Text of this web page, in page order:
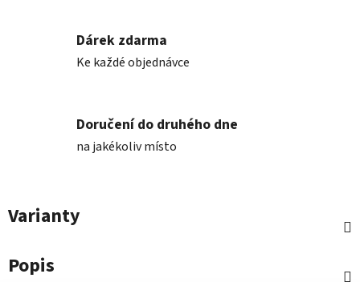
Dárek zdarma
Ke každé objednávce
Doručení do druhého dne
na jakékoliv místo
Varianty
Popis